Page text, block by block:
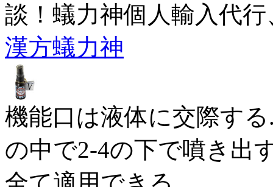
談！蟻力神個人輸入代
漢方蟻力神
機能口は液体に交際す
の中で2-4の下で噴き出